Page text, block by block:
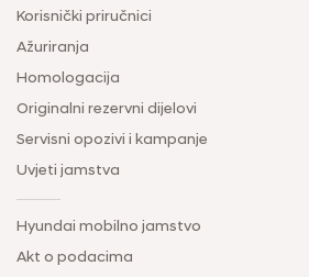
Korisnički priručnici
Ažuriranja
Homologacija
Originalni rezervni dijelovi
Servisni opozivi i kampanje
Uvjeti jamstva
Hyundai mobilno jamstvo
Akt o podacima